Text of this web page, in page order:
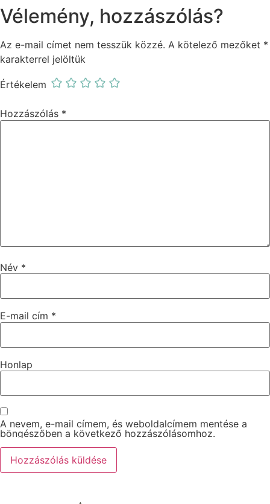
Vélemény, hozzászólás?
Az e-mail címet nem tesszük közzé. A kötelező mezőket *
karakterrel jelöltük
Értékelem
Hozzászólás *
Név *
E-mail cím *
Honlap
A nevem, e-mail címem, és weboldalcímem mentése a
böngészőben a következő hozzászólásomhoz.